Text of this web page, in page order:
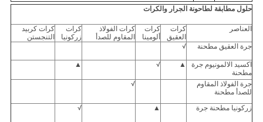
حلول مطابقة لطاحونة الجرار والكرات
العناصر
كرات
العقيق
كرات
ألومينا
كرات الفولاذ
المقاوم للصدأ
كرات
زركونيا
كرات كربيد
التنجستن
جرة العقيق مطحنة
√
اكسيد الالمونيوم جرة
مطحنة
▲
√
▲
جرة الفولاذ المقاوم
للصدأ مطحنة
√
زركونيا مطحنة جرة ▲
√